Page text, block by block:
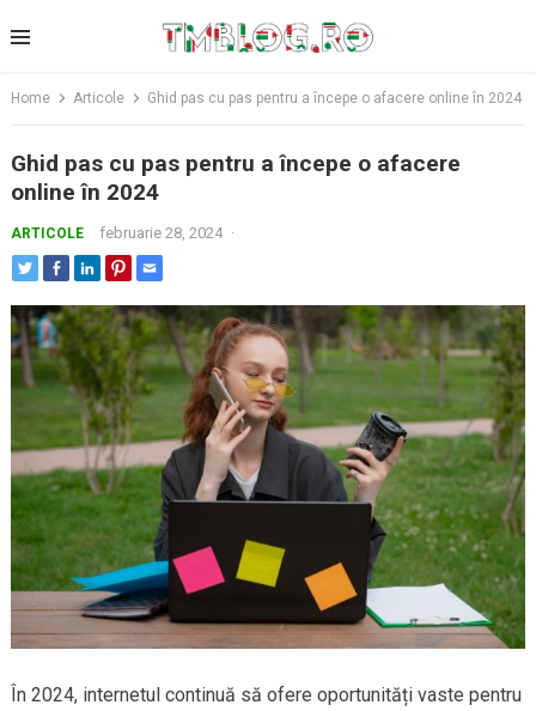
to
Home Articole Ghid pas cu pas pentru a începe o afacere online în 2024
Ghid pas cu pas pentru a începe o afacere
online în 2024
ARTICOLE februarie 28, 2024 ·
În 2024, internetul continuă să ofere oportunități vaste pentru